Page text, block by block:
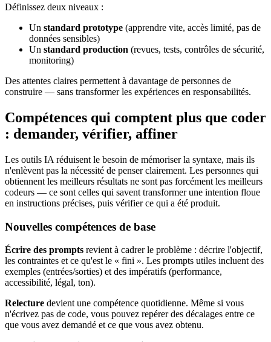
Définissez deux niveaux :
Un standard prototype (apprendre vite, accès limité, pas de
données sensibles)
Un standard production (revues, tests, contrôles de sécurité,
monitoring)
Des attentes claires permettent à davantage de personnes de
construire — sans transformer les expériences en responsabilités.
Compétences qui comptent plus que coder
: demander, vérifier, affiner
Les outils IA réduisent le besoin de mémoriser la syntaxe, mais ils
n'enlèvent pas la nécessité de penser clairement. Les personnes qui
obtiennent les meilleurs résultats ne sont pas forcément les meilleurs
codeurs — ce sont celles qui savent transformer une intention floue
en instructions précises, puis vérifier ce qui a été produit.
Nouvelles compétences de base
Écrire des prompts revient à cadrer le problème : décrire l'objectif,
les contraintes et ce qu'est le « fini ». Les prompts utiles incluent des
exemples (entrées/sorties) et des impératifs (performance,
accessibilité, légal, ton).
Relecture devient une compétence quotidienne. Même si vous
n'écrivez pas de code, vous pouvez repérer des décalages entre ce
que vous avez demandé et ce que vous avez obtenu.